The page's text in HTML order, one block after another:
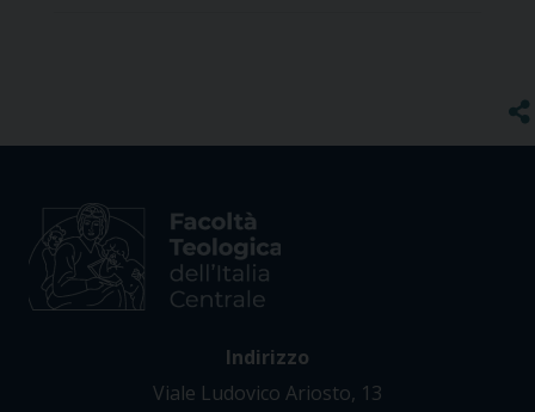
Indirizzo
Viale Ludovico Ariosto, 13